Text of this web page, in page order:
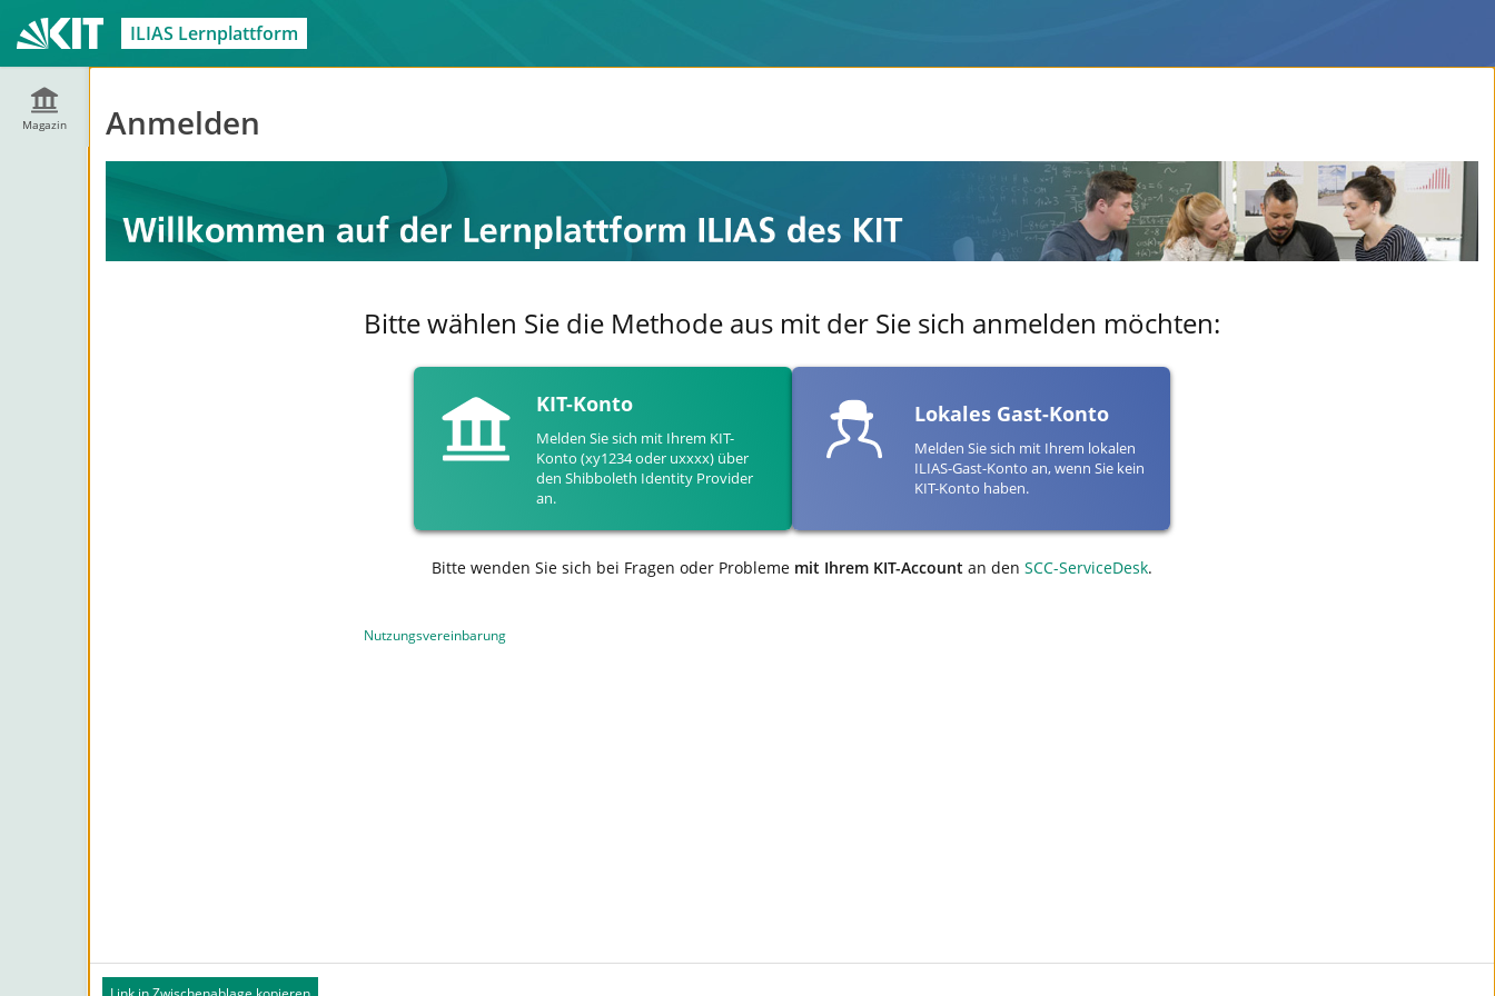
ILIAS Lernplattform
Magazin Anmelden
Bitte wählen Sie die Methode aus mit der Sie sich anmelden möchten:
KIT-Konto
Melden Sie sich mit Ihrem KIT-
Konto (xy1234 oder uxxxx) über
den Shibboleth Identity Provider
an.
Lokales Gast-Konto
Melden Sie sich mit Ihrem lokalen
ILIAS-Gast-Konto an, wenn Sie kein
KIT-Konto haben.
Bitte wenden Sie sich bei Fragen oder Probleme mit Ihrem KIT-Account an den SCC-ServiceDesk.
Nutzungsvereinbarung